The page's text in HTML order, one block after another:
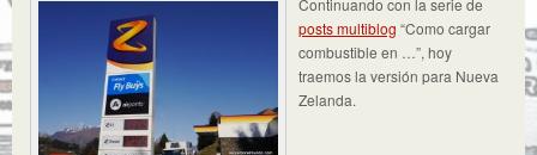
Continuando con la serie de
posts multiblog “Como cargar
combustible en …”, hoy
traemos la versión para Nueva
Zelanda.